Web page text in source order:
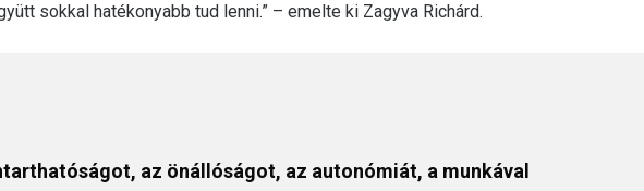
sokkal hatékonyabb tud lenni.” – emelte ki Zagyva Richárd.
az önállóságot, az autonómiát, a munkával